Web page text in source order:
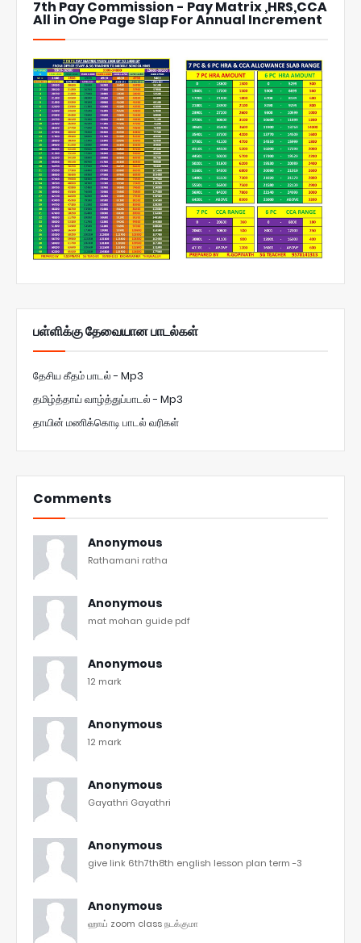
7th Pay Commission - Pay Matrix ,HRS,CCA
All in One Page Slap For Annual Increment
பள்ளிக்கு தேவையான பாடல்கள்
தேசிய கீதம் பாடல் - Mp3
தமிழ்த்தாய் வாழ்த்துப்பாடல் - Mp3
தாயின் மணிக்கொடி பாடல் வரிகள்
Comments
Anonymous
Rathamani ratha
Anonymous
mat mohan guide pdf
Anonymous
12 mark
Anonymous
12 mark
Anonymous
Gayathri Gayathri
Anonymous
give link 6th7th8th english lesson plan term -3
Anonymous
ஹாய் zoom class நடக்குமா